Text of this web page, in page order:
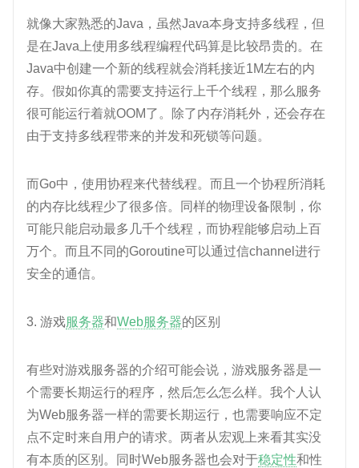
就像大家熟悉的Java，虽然Java本身支持多线程，但
是在Java上使用多线程编程代码算是比较昂贵的。在
Java中创建一个新的线程就会消耗接近1M左右的内
存。假如你真的需要支持运行上千个线程，那么服务
很可能运行着就OOM了。除了内存消耗外，还会存在
由于支持多线程带来的并发和死锁等问题。
而Go中，使用协程来代替线程。而且一个协程所消耗
的内存比线程少了很多倍。同样的物理设备限制，你
可能只能启动最多几千个线程，而协程能够启动上百
万个。而且不同的Goroutine可以通过信channel进行
安全的通信。
3. 游戏服务器和Web服务器的区别
有些对游戏服务器的介绍可能会说，游戏服务器是一
个需要长期运行的程序，然后怎么怎么样。我个人认
为Web服务器一样的需要长期运行，也需要响应不定
点不定时来自用户的请求。两者从宏观上来看其实没
有本质的区别。同时Web服务器也会对于稳定性和性